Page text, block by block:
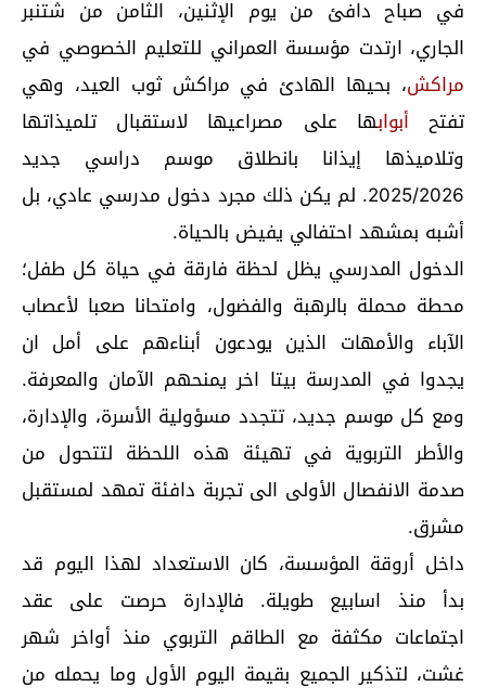
في صباح دافئ من يوم الإثنين، الثامن من شتنبر
الجاري، ارتدت مؤسسة العمراني للتعليم الخصوصي في
مراكش، بحيها الهادئ في مراكش ثوب العيد، وهي
تفتح أبوابها على مصراعيها لاستقبال تلميذاتها
وتلاميذها إيذانا بانطلاق موسم دراسي جديد
2025/2026. لم يكن ذلك مجرد دخول مدرسي عادي، بل
أشبه بمشهد احتفالي يفيض بالحياة.
الدخول المدرسي يظل لحظة فارقة في حياة كل طفل؛
محطة محملة بالرهبة والفضول، وامتحانا صعبا لأعصاب
الآباء والأمهات الذين يودعون أبناءهم على أمل ان
يجدوا في المدرسة بيتا اخر يمنحهم الآمان والمعرفة.
ومع كل موسم جديد، تتجدد مسؤولية الأسرة، والإدارة،
والأطر التربوية في تهيئة هذه اللحظة لتتحول من
صدمة الانفصال الأولى الى تجربة دافئة تمهد لمستقبل
مشرق.
داخل أروقة المؤسسة، كان الاستعداد لهذا اليوم قد
بدأ منذ اسابيع طويلة. فالإدارة حرصت على عقد
اجتماعات مكثفة مع الطاقم التربوي منذ أواخر شهر
غشت، لتذكير الجميع بقيمة اليوم الأول وما يحمله من